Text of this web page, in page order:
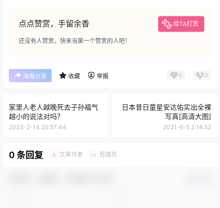
点点赞赏，手留余香 给TA打赏
还没有人赞赏，快来当第一个赞赏的人吧！
海报分享 收藏 举报 0 0
家里人老人越晚死去子孙福气
越小的说法对吗？
2023-2-14 20:57:44
日本昔日童星安达佑实出全裸
写真[高清大图]
2021-6-5 2:14:52
0 条回复 A 文章作者 M 管理员